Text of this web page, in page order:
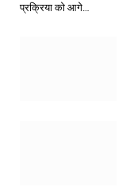
प्रक्रिया को आगे…